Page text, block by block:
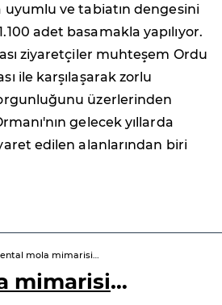
uyumlu ve tabiatın dengesini
adet basamakla yapılıyor.
ziyaretçiler muhteşem Ordu
ile karşılaşarak zorlu
üzerlerinden
gelecek yıllarda
edilen alanlarından biri
mola mimarisi…
mimarisi…